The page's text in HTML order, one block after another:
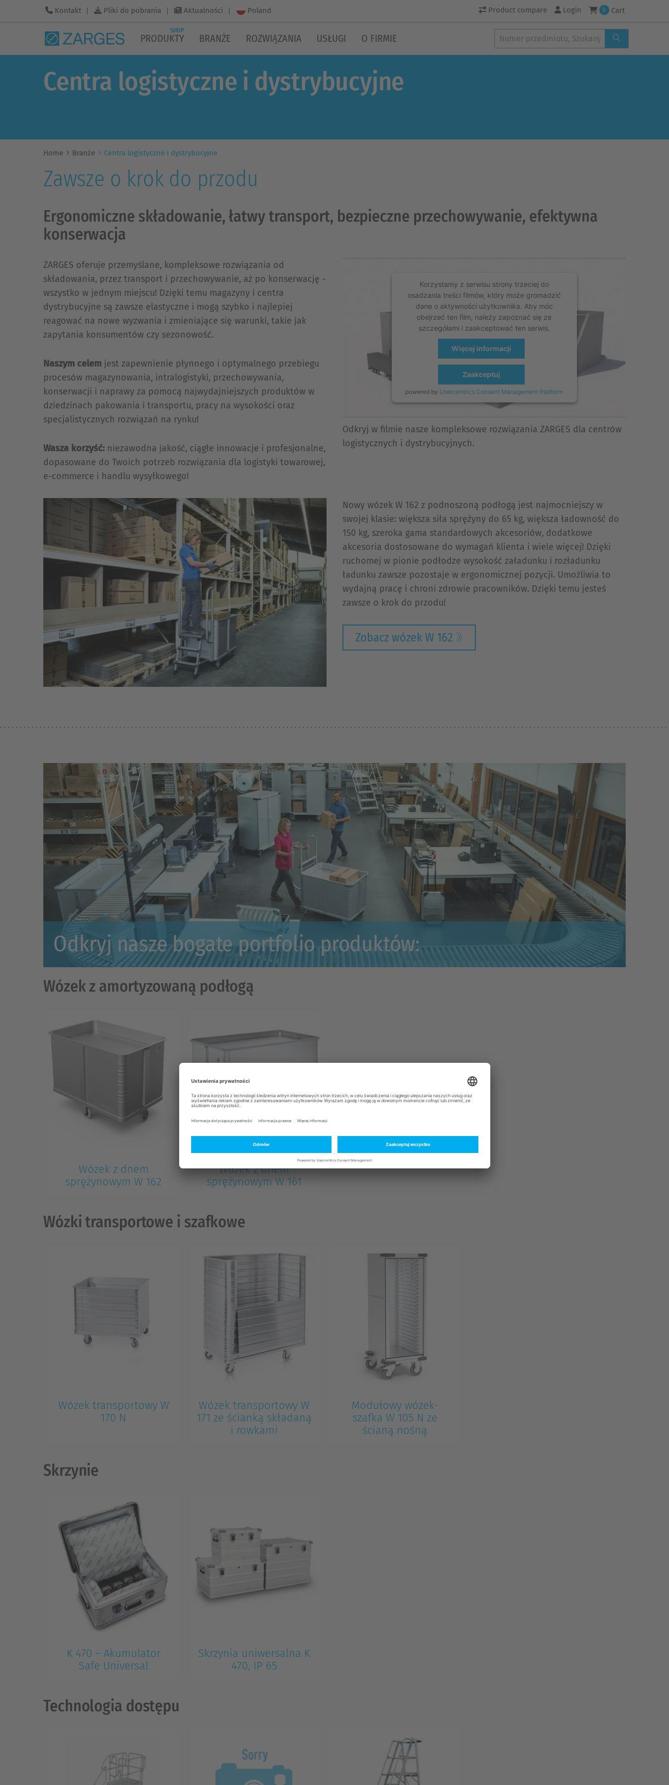
Kontakt Pliki do pobrania Aktualności Poland Product compare Login 0 Cart
PRODUKTY
SHOP
BRANŻE ROZWIĄZANIA USŁUGI O FIRMIE
Centra logistyczne i dystrybucyjne
Home Branże Centra logistyczne i dystrybucyjne
Zawsze o krok do przodu
Ergonomiczne składowanie, łatwy transport, bezpieczne przechowywanie, efektywna
konserwacja
ZARGES oferuje przemyślane, kompleksowe rozwiązania od
składowania, przez transport i przechowywanie, aż po konserwację -
wszystko w jednym miejscu! Dzięki temu magazyny i centra
dystrybucyjne są zawsze elastyczne i mogą szybko i najlepiej
reagować na nowe wyzwania i zmieniające się warunki, takie jak
zapytania konsumentów czy sezonowość.
Naszym celem jest zapewnienie płynnego i optymalnego przebiegu
procesów magazynowania, intralogistyki, przechowywania,
konserwacji i naprawy za pomocą najwydajniejszych produktów w
dziedzinach pakowania i transportu, pracy na wysokości oraz
specjalistycznych rozwiązań na rynku!
Wasza korzyść: niezawodna jakość, ciągłe innowacje i profesjonalne,
dopasowane do Twoich potrzeb rozwiązania dla logistyki towarowej,
e-commerce i handlu wysyłkowego!
Korzystamy z serwisu strony trzeciej do
osadzania treści filmów, który może gromadzić
dane o aktywności użytkownika. Aby móc
obejrzeć ten film, należy zapoznać się ze
szczegółami i zaakceptować ten serwis.
Więcej informacji
Zaakceptuj
powered by Usercentrics Consent Management Platform
Odkryj w filmie nasze kompleksowe rozwiązania ZARGES dla centrów
logistycznych i dystrybucyjnych.
Nowy wózek W 162 z podnoszoną podłogą jest najmocniejszy w
swojej klasie: większa siła sprężyny do 65 kg, większa ładowność do
150 kg, szeroka gama standardowych akcesoriów, dodatkowe
akcesoria dostosowane do wymagań klienta i wiele więcej! Dzięki
ruchomej w pionie podłodze wysokość załadunku i rozładunku
ładunku zawsze pozostaje w ergonomicznej pozycji. Umożliwia to
wydajną pracę i chroni zdrowie pracowników. Dzięki temu jesteś
zawsze o krok do przodu!
Zobacz wózek W 162
Odkryj nasze bogate portfolio produktów:
Wózek z amortyzowaną podłogą
Wózek z dnem
sprężynowym W 162
Wózek z dnem
sprężynowym W 161
Wózki transportowe i szafkowe
Wózek transportowy W
170 N
Wózek transportowy W
171 ze ścianką składaną
i rowkami
Modułowy wózek-
szafka W 105 N ze
ścianą nośną
Skrzynie
K 470 – Akumulator
Safe Universal
Skrzynia uniwersalna K
470, IP 65
Technologia dostępu